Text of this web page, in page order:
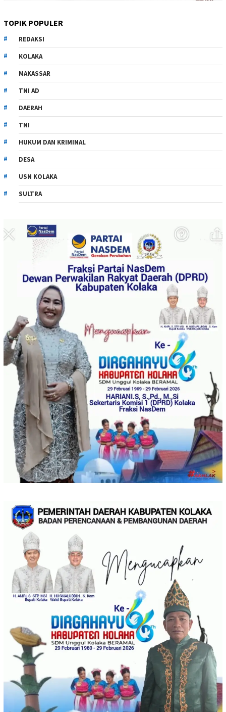
TOPIK POPULER
REDAKSI
KOLAKA
MAKASSAR
TNI AD
DAERAH
TNI
HUKUM DAN KRIMINAL
DESA
USN KOLAKA
SULTRA